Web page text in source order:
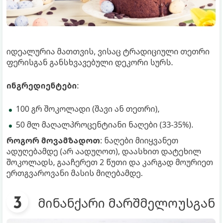
იდეალურია მათთვის, ვისაც ტრადიციული თეთრი
ფერისგან განსხვავებული დეკორი სურს.
ინგრედიენტები:
100 გრ შოკოლადი (შავი ან თეთრი),
50 მლ მაღალპროცენტიანი ნაღები (33-35%).
როგორ მოვამზადოთ: ნაღები მიიყვანეთ
ადუღებამდე (არ აადუღოთ), დაასხით დატეხილ
შოკოლადს, გააჩერეთ 2 წუთი და კარგად მოურიეთ
ერთგვაროვანი მასის მიღებამდე.
მინანქარი მარშმელოუსგან